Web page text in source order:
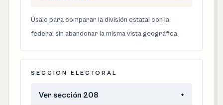
Úsalo para comparar la división estatal con la
federal sin abandonar la misma vista geográfica.
SECCIÓN ELECTORAL
Ver sección 208 +